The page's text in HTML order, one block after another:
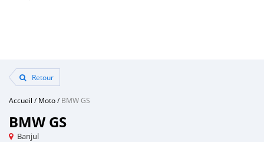
Retour
Accueil /Moto/BMW GS
BMW GS
Banjul